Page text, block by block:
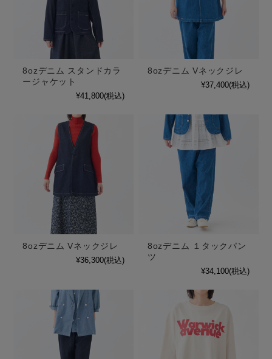
8ozデニム スタンドカラ
ージャケット
¥41,800(税込)
8ozデニム Vネックジレ
¥37,400(税込)
8ozデニム Vネックジレ
¥36,300(税込)
8ozデニム １タックパン
ツ
¥34,100(税込)